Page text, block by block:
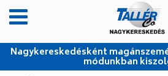
Nagykereskedésként
módunkban